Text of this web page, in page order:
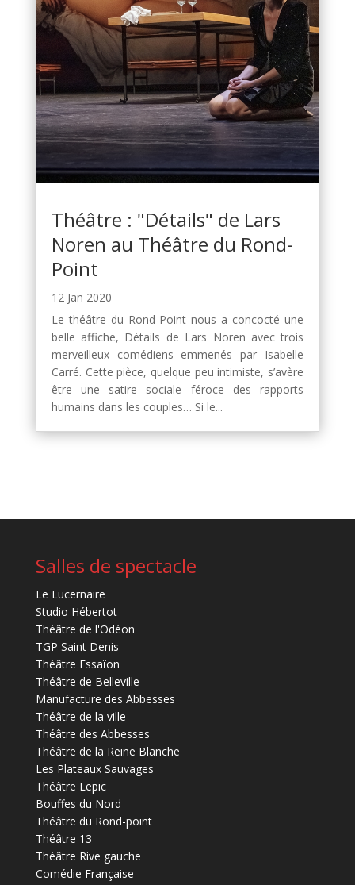
Théâtre : "Détails" de Lars
Noren au Théâtre du Rond-
Point
12 Jan 2020
Le théâtre du Rond-Point nous a concocté une
belle affiche, Détails de Lars Noren avec trois
merveilleux comédiens emmenés par Isabelle
Carré. Cette pièce, quelque peu intimiste, s’avère
être une satire sociale féroce des rapports
humains dans les couples… Si le...
Salles de spectacle
Le Lucernaire
Studio Hébertot
Théâtre de l'Odéon
TGP Saint Denis
Théâtre Essaïon
Théâtre de Belleville
Manufacture des Abbesses
Théâtre de la ville
Théâtre des Abbesses
Théâtre de la Reine Blanche
Les Plateaux Sauvages
Théâtre Lepic
Bouffes du Nord
Théâtre du Rond-point
Théâtre 13
Théâtre Rive gauche
Comédie Française